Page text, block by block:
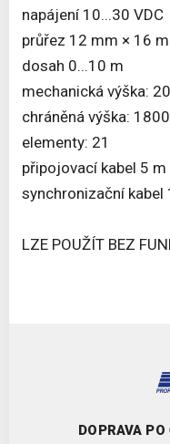
napájení 10...30 VDC
průřez 12 mm × 16
dosah 0...10 m
mechanická výška:
chráněná výška:
elementy: 21
připojovací kabel 5 m
synchronizační kabel
LZE POUŽÍT BEZ
DOPRAVA